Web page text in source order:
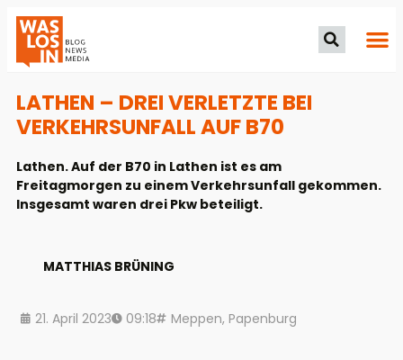
LATHEN – DREI VERLETZTE BEI
VERKEHRSUNFALL AUF B70
Lathen. Auf der B70 in Lathen ist es am
Freitagmorgen zu einem Verkehrsunfall gekommen.
Insgesamt waren drei Pkw beteiligt.
MATTHIAS BRÜNING
21. April 2023 09:18 Meppen, Papenburg